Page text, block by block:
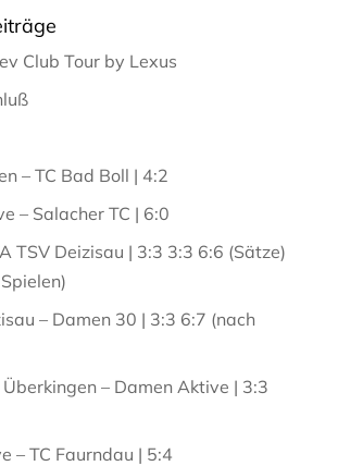
Club Tour by Lexus
– TC Bad Boll | 4:2
– Salacher TC | 6:0
TSV Deizisau | 3:3 3:3 6:6 (Sätze)
– Damen 30 | 3:3 6:7 (nach
– Damen Aktive | 3:3
– TC Faurndau | 5:4